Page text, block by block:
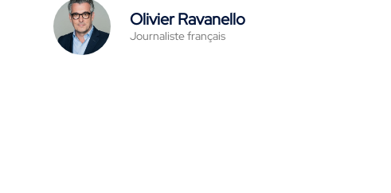
Olivier Ravanello
Journaliste français